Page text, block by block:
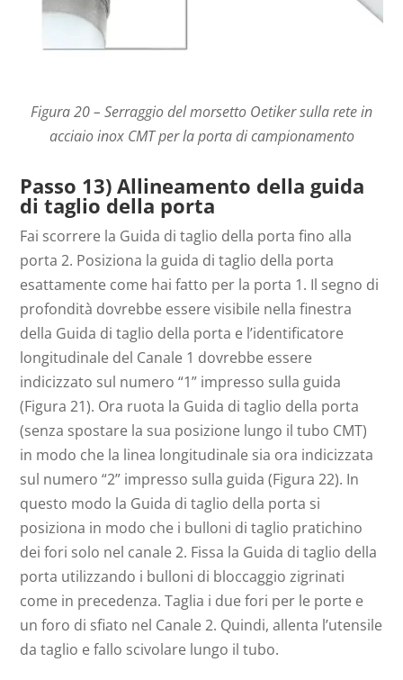
Figura 20 – Serraggio del morsetto Oetiker sulla rete in
acciaio inox CMT per la porta di campionamento
Passo 13) Allineamento della guida
di taglio della porta
Fai scorrere la Guida di taglio della porta fino alla
porta 2. Posiziona la guida di taglio della porta
esattamente come hai fatto per la porta 1. Il segno di
profondità dovrebbe essere visibile nella finestra
della Guida di taglio della porta e l’identificatore
longitudinale del Canale 1 dovrebbe essere
indicizzato sul numero “1” impresso sulla guida
(Figura 21). Ora ruota la Guida di taglio della porta
(senza spostare la sua posizione lungo il tubo CMT)
in modo che la linea longitudinale sia ora indicizzata
sul numero “2” impresso sulla guida (Figura 22). In
questo modo la Guida di taglio della porta si
posiziona in modo che i bulloni di taglio pratichino
dei fori solo nel canale 2. Fissa la Guida di taglio della
porta utilizzando i bulloni di bloccaggio zigrinati
come in precedenza. Taglia i due fori per le porte e
un foro di sfiato nel Canale 2. Quindi, allenta l’utensile
da taglio e fallo scivolare lungo il tubo.